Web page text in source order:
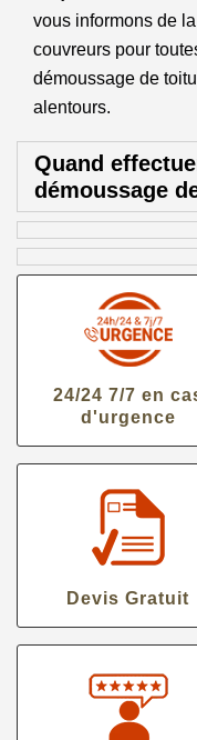
vous informons de
couvreurs pour
démoussage de
alentours.
Quand
démoussage
24/24 7/7 en
d'urgence
Devis Gratuit